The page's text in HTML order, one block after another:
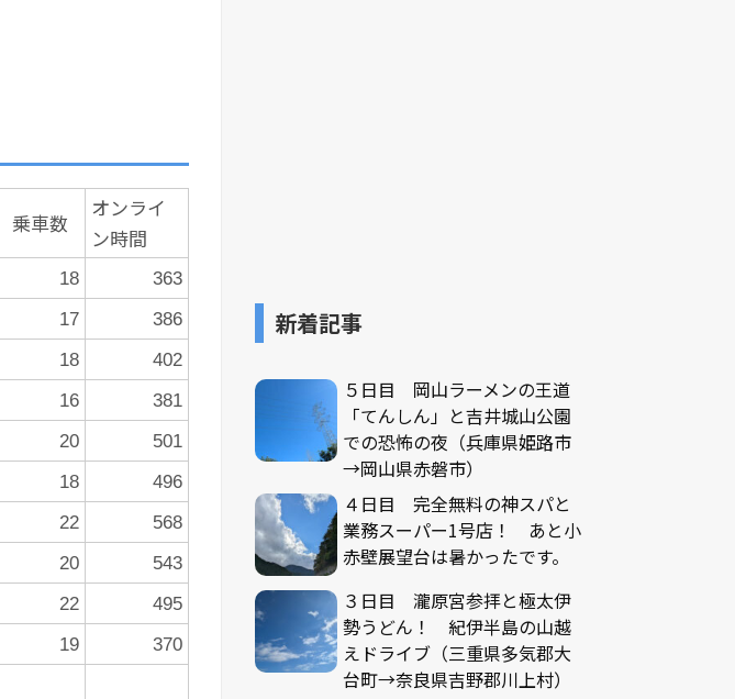
乗車数
オンライ
ン時間
18
363
17
386
18
402
16
381
20
501
18
496
22
568
20
543
22
495
19
370
新着記事
５日目 岡山ラーメンの王道
「てんしん」と吉井城山公園
での恐怖の夜（兵庫県姫路市
→岡山県赤磐市）
４日目 完全無料の神スパと
業務スーパー1号店！ あと小
赤壁展望台は暑かったです。
３日目 瀧原宮参拝と極太伊
勢うどん！ 紀伊半島の山越
えドライブ（三重県多気郡大
台町→奈良県吉野郡川上村）